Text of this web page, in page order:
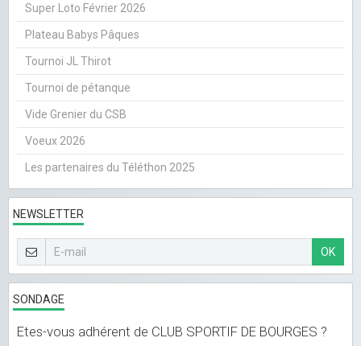
Super Loto Février 2026
Plateau Babys Pâques
Tournoi JL Thirot
Tournoi de pétanque
Vide Grenier du CSB
Voeux 2026
Les partenaires du Téléthon 2025
NEWSLETTER
OK
SONDAGE
Etes-vous adhérent de CLUB SPORTIF DE BOURGES ?